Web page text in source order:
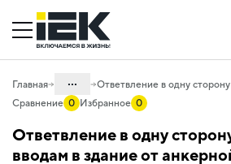
Главная ...
Сравнение 0 Избранное 0
Ответвление в одну
вводам в здание от